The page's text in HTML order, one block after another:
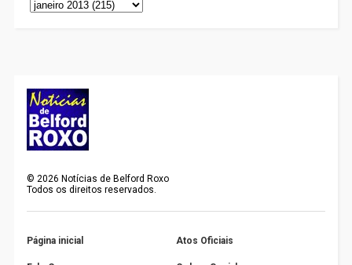
© 2026 Notícias de Belford Roxo
Todos os direitos reservados.
Página inicial Atos Oficiais